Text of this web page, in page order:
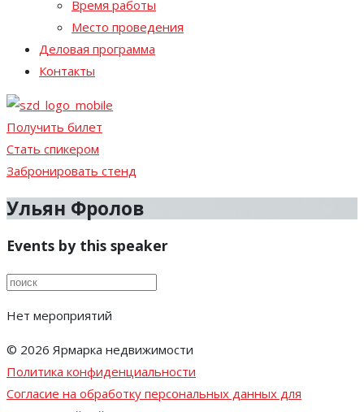
Время работы
Место проведения
Деловая программа
Контакты
Получить билет
Стать спикером
Забронировать стенд
Ульян Фролов
Events by this speaker
Нет мероприятий
© 2026 Ярмарка недвижимости
Политика конфиденциальности
Согласие на обработку персональных данных для